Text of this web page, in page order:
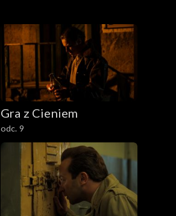
Gra z Cieniem
odc. 9